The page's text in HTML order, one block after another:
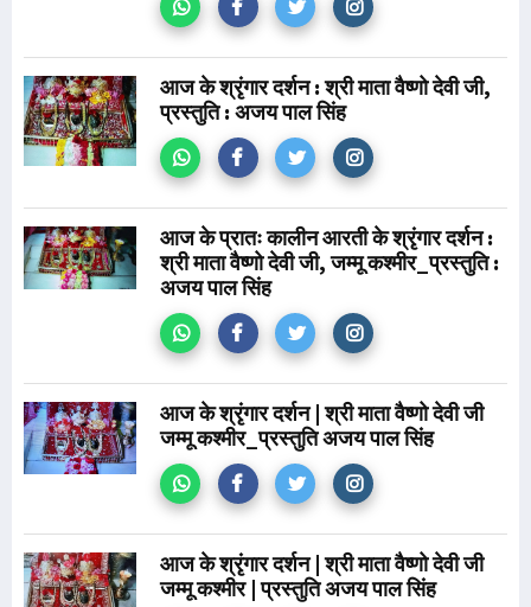
आज के श्रृंगार दर्शन : श्री माता वैष्णो देवी जी,
प्रस्तुति : अजय पाल सिंह
आज के प्रातः कालीन आरती के श्रृंगार दर्शन :
श्री माता वैष्णो देवी जी, जम्मू कश्मीर_प्रस्तुति :
अजय पाल सिंह
आज के श्रृंगार दर्शन | श्री माता वैष्णो देवी जी
जम्मू कश्मीर_प्रस्तुति अजय पाल सिंह
आज के श्रृंगार दर्शन | श्री माता वैष्णो देवी जी
जम्मू कश्मीर | प्रस्तुति अजय पाल सिंह